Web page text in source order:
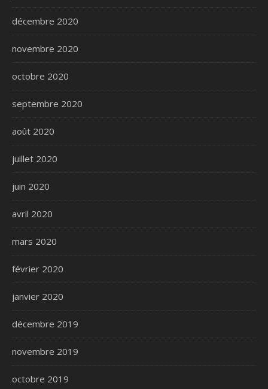
décembre 2020
novembre 2020
octobre 2020
septembre 2020
août 2020
juillet 2020
juin 2020
avril 2020
mars 2020
février 2020
janvier 2020
décembre 2019
novembre 2019
octobre 2019